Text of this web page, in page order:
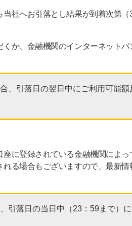
社へお引落とし結果が到着次第
か、金融機関のインターネット
、引落日の翌日中にご利用可能額
に登録されている金融機関によっ
る場合もございますので、最新
引落日の当日中（23：59まで）